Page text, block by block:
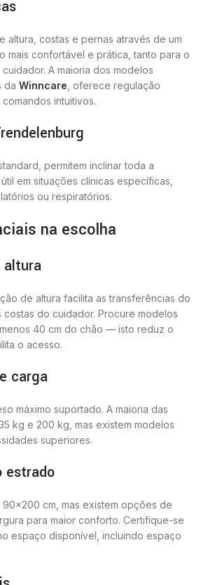
altura, costas e pernas através de um
mais confortável e prática, tanto para o
A maioria dos modelos
da Winncare , oferece regulação
intuitivos.
permitem inclinar toda a
em situações clínicas específicas,
ou respiratórios.
na escolha
altura
de altura facilita as transferências do
do cuidador. Procure modelos
40 cm do chão — isto reduz o
o acesso.
carga
máximo suportado. A maioria das
kg e 200 kg, mas existem modelos
superiores.
estrado
90×200 cm, mas existem opções de
para maior conforto. Certifique-se
espaço disponível, incluindo espaço